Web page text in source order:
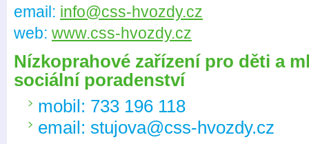
email: info@css-hvozdy.cz
web: www.css-hvozdy.cz
Nízkoprahové zařízení pro děti a
sociální poradenství
mobil: 733 196 118
email: stujova@css-hvozdy.cz